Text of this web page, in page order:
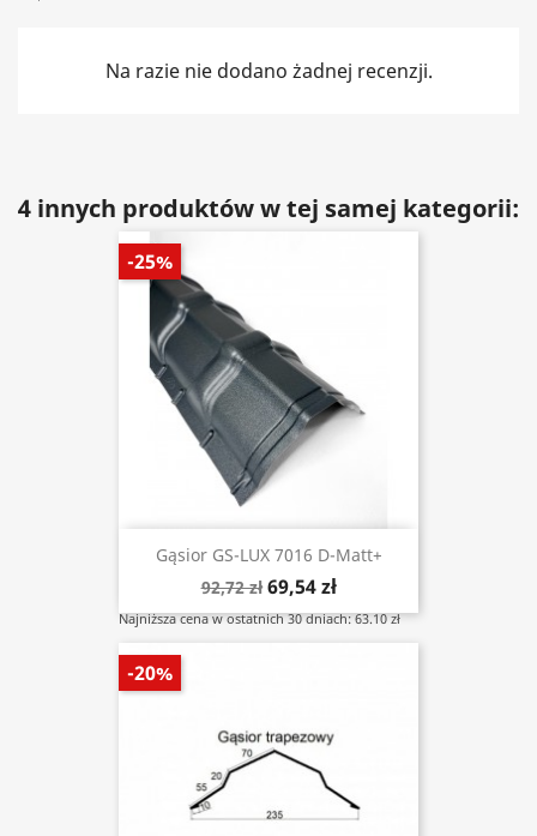
Na razie nie dodano żadnej recenzji.
4 innych produktów w tej samej kategorii:
Gąsior GS-LUX 7016 D-Matt+
92,72 zł 69,54 zł
Najniższa cena w ostatnich 30 dniach: 63.10 zł
-25%
-20%